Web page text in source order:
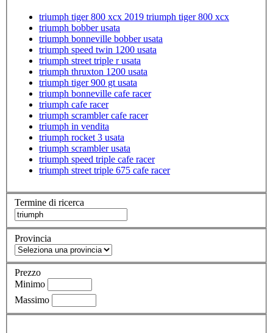
triumph tiger 800 xcx 2019 triumph tiger 800 xcx
triumph bobber usata
triumph bonneville bobber usata
triumph speed twin 1200 usata
triumph street triple r usata
triumph thruxton 1200 usata
triumph tiger 900 gt usata
triumph bonneville cafe racer
triumph cafe racer
triumph scrambler cafe racer
triumph in vendita
triumph rocket 3 usata
triumph scrambler usata
triumph speed triple cafe racer
triumph street triple 675 cafe racer
Termine di ricerca
Provincia
Prezzo
Minimo
Massimo